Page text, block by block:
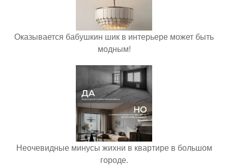
Оказывается бабушкин шик в интерьере может быть
модным!
Неочевидные минусы жихни в квартире в большом
городе.